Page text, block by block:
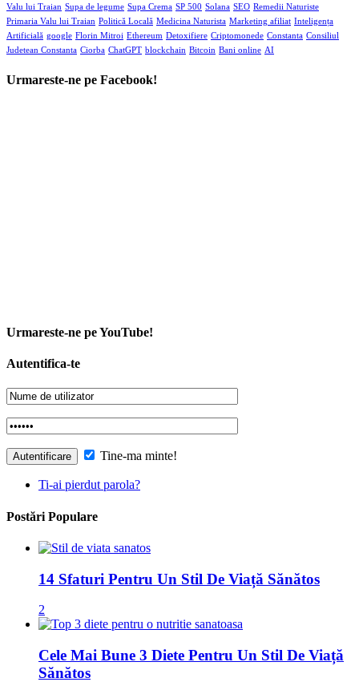
Valu lui Traian Supa de legume Supa Crema SP 500 Solana SEO Remedii Naturiste
Primaria Valu lui Traian Politică Locală Medicina Naturista Marketing afiliat Inteligența
Artificială google Florin Mitroi Ethereum Detoxifiere Criptomonede Constanta Consiliul
Judetean Constanta Ciorba ChatGPT blockchain Bitcoin Bani online AI
Urmareste-ne pe Facebook!
Urmareste-ne pe YouTube!
Autentifica-te
Tine-ma minte!
Ti-ai pierdut parola?
Postări Populare
14 Sfaturi Pentru Un Stil De Viață Sănătos
2
Cele Mai Bune 3 Diete Pentru Un Stil De Viață
Sănătos